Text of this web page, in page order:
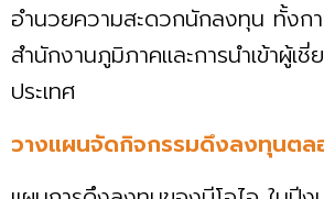
อำนวยความสะดวกนักลงทุน ทั้งก
สำนักงานภูมิภาคและการนำเข้าผู้เ
ประเทศ
วางแผนจัดกิจกรรมดึงลงทุนต